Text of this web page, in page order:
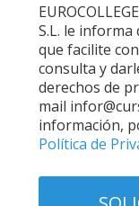
S.L. le
que facilite
consulta y
derechos de
mail
información,
Política de